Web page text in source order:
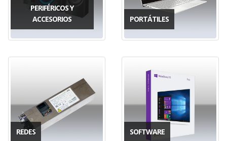
PERIFÉRICOS Y
ACCESORIOS
PORTÁTILES
REDES SOFTWARE